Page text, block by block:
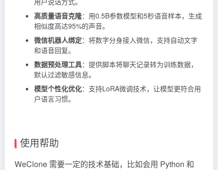
高质量语音克隆：用0.5B参数模型和5秒语音样本，生成
相似度高达95%的声音。
微信机器人绑定：将数字分身接入微信，支持自动文字
和语音回复。
数据预处理工具：提供脚本将聊天记录转为训练数据，
默认过滤敏感信息。
模型个性化优化：支持LoRA微调技术，让模型更符合用
户语言习惯。
使用帮助
WeClone 需要一定的技术基础，比如会用 Python 和